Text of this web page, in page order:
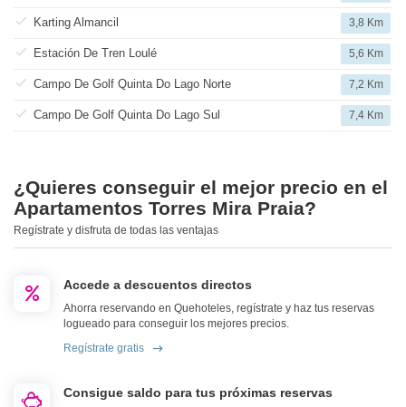
Karting Almancil 3,8 Km
Estación De Tren Loulé 5,6 Km
Campo De Golf Quinta Do Lago Norte 7,2 Km
Campo De Golf Quinta Do Lago Sul 7,4 Km
¿Quieres conseguir el mejor precio en el
Apartamentos Torres Mira Praia?
Regístrate y disfruta de todas las ventajas
Accede a descuentos directos
Ahorra reservando en Quehoteles, regístrate y haz tus reservas
logueado para conseguir los mejores precios.
Regístrate gratis
Consigue saldo para tus próximas reservas